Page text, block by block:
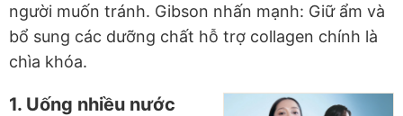
người muốn tránh. Gibson nhấn mạnh: Giữ ẩm và
bổ sung các dưỡng chất hỗ trợ collagen chính là
chìa khóa.
1. Uống nhiều nước